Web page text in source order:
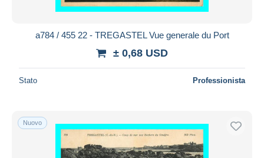
Mastercard
iDeal
a784 / 455 22 - TREGASTEL Vue generale du Port
± 0,68 USD
Stato Professionista
Nuovo